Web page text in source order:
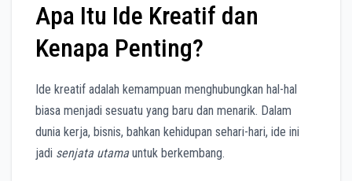
Apa Itu Ide Kreatif dan
Kenapa Penting?
Ide kreatif adalah kemampuan menghubungkan hal-hal
biasa menjadi sesuatu yang baru dan menarik. Dalam
dunia kerja, bisnis, bahkan kehidupan sehari-hari, ide ini
jadi senjata utamauntuk berkembang.